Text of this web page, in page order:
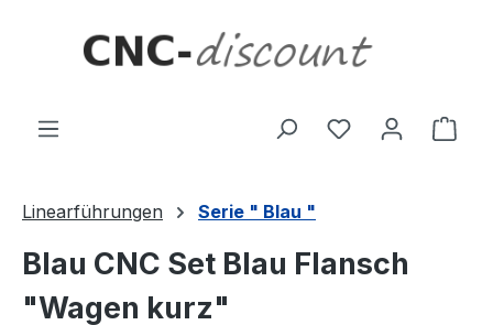
Linearführungen Serie " Blau "
Blau CNC Set Blau Flansch
"Wagen kurz"